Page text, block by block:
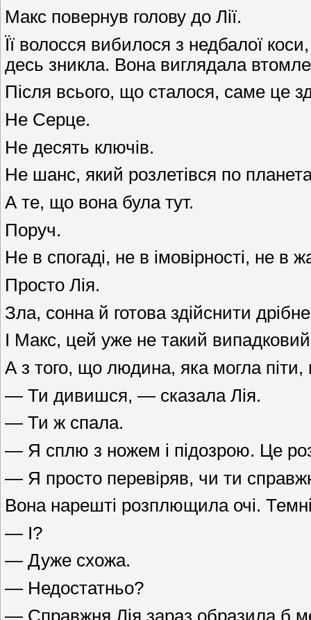
Макс повернув голову до Лії.
Її волосся вибилося з недбалої
десь зникла. Вона виглядала
Після всього, що сталося, саме це
Не Серце.
Не десять ключів.
Не шанс, який розлетівся по
А те, що вона була тут.
Поруч.
Не в спогаді, не в імовірності, не в
Просто Лія.
Зла, сонна й готова здійснити
І Макс, цей уже не такий
А з того, що людина, яка могла піти,
— Ти дивишся, — сказала Лія.
— Ти ж спала.
— Я сплю з ножем і підозрою. Це
— Я просто перевіряв, чи ти
Вона нарешті розплющила очі.
— І?
— Дуже схожа.
— Недостатньо?
— Справжня Лія зараз образила б